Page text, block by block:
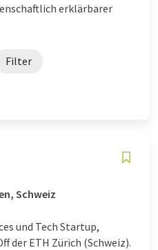
erklärbarer
Filter
Schweiz
und Tech Startup,
der ETH Zürich (Schweiz).